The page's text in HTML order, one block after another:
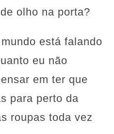
olho na porta?
está falando
eu não
em ter que
para perto da
roupas toda vez